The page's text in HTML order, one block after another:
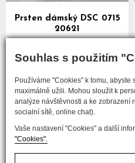
Souhlas s použitím
Používáme "Cookies" k tomu, abyste
maximálně užili. Mohou sloužit k
analýze návštěvnosti a ke zobrazení
socialní sítě, online chat).
Vaše nastavení "Cookies" a další
"Cookies".
Prsten dámský DSC 0715
20621
1 5